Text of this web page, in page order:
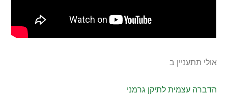
אולי תתעניין ב
הדברה עצמית לתיקן גרמני